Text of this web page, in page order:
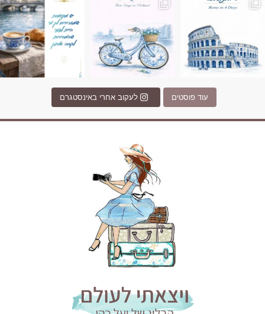
עוד פוסטים לעקוב אחרי באינסטגרם